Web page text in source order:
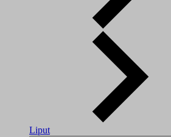
Liput